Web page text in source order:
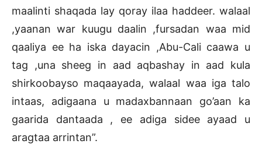
maalinti shaqada lay qoray ilaa haddeer. walaal
,yaanan war kuugu daalin ,fursadan waa mid
qaaliya ee ha iska dayacin ,Abu-Cali caawa u
tag ,una sheeg in aad aqbashay in aad kula
shirkoobayso maqaayada, walaal waa iga talo
intaas, adigaana u madaxbannaan go’aan ka
gaarida dantaada , ee adiga sidee ayaad u
aragtaa arrintan”.